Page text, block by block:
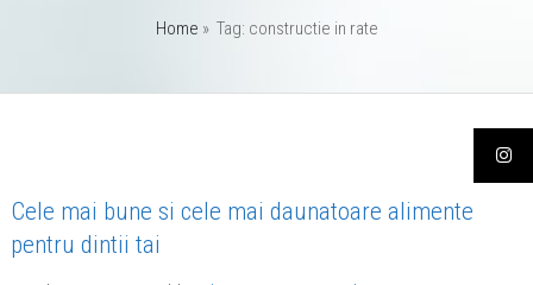
Home » Tag: constructie in rate
Cele mai bune si cele mai daunatoare alimente
pentru dintii tai